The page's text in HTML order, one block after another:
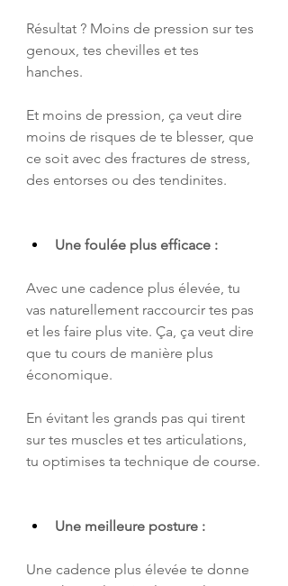
Résultat ? Moins de pression sur tes
genoux, tes chevilles et tes
hanches.
Et moins de pression, ça veut dire
moins de risques de te blesser, que
ce soit avec des fractures de stress,
des entorses ou des tendinites.
Une foulée plus efficace :
Avec une cadence plus élevée, tu
vas naturellement raccourcir tes pas
et les faire plus vite. Ça, ça veut dire
que tu cours de manière plus
économique.
En évitant les grands pas qui tirent
sur tes muscles et tes articulations,
tu optimises ta technique de course.
Une meilleure posture :
Une cadence plus élevée te donne